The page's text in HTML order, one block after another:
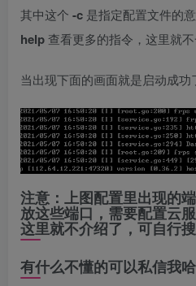
其中这个 -c 是指定配置文件的
help查看更多的指令，这里就不
当出现下面的画面就是启动成功
注意：上图配置里出现的
放这些端口，需要配置云
这里就不介绍了，可自行搜
有什么不懂的可以私信我哈